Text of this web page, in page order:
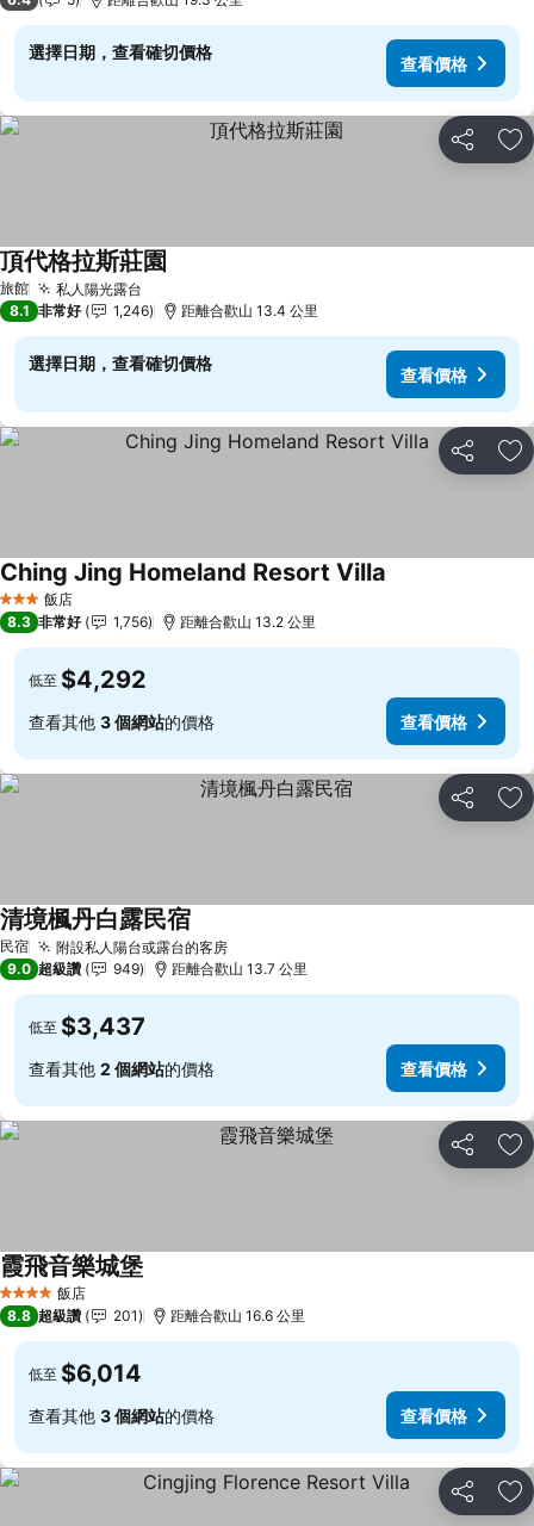
選擇日期，查看確切價格
查看價格
分享 加
旅館 私人陽光露台
頂代格拉斯莊園
8.1 非常好 1,246 距離合歡山 13.4 公里
選擇日期，查看確切價格
查看價格
分享 加
3 星級 飯店
Ching Jing Homeland Resort Villa
8.3 非常好 1,756 距離合歡山 13.2 公里
低至 $4,292
查看其他 3 個網站的價格 查看價格
分享 加
民宿 附設私人陽台或露台的客房查看價格
清境楓丹白露民宿
9.0 超級讚 949 距離合歡山 13.7 公里
低至 $3,437
查看其他 2 個網站的價格 查看價格
分享 加
4 星級 飯店
霞飛音樂城堡查看價格
8.8 超級讚 201 距離合歡山 16.6 公里
低至 $6,014
查看其他 3 個網站的價格 查看價格
分享 加